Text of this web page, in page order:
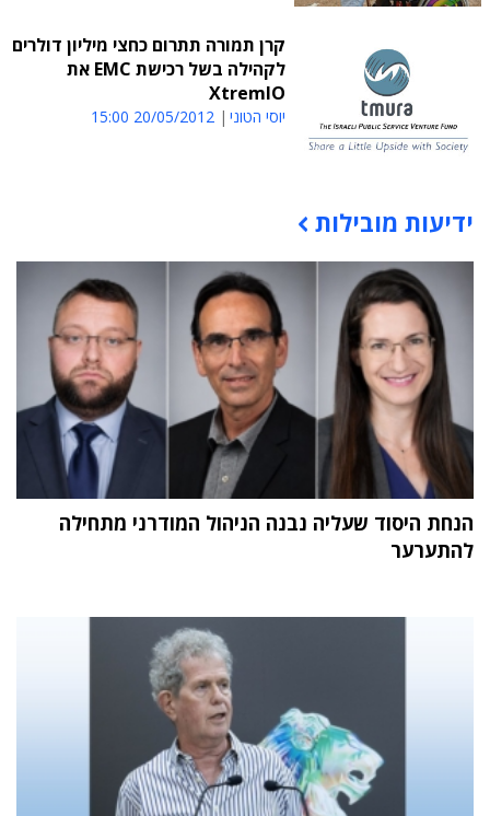
קרן תמורה תתרום כחצי מיליון דולרים
לקהילה בשל רכישת EMC את
XtremIO
יוסי הטוני 20/05/2012 15:00
תוכן פרסומי
ידיעות מובילות
הנחת היסוד שעליה נבנה הניהול המודרני מתחילה
להתערער